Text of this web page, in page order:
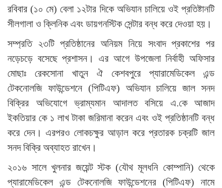
রবিবার (১০ মে) বেলা ১২টার দিকে অভিযান চালিয়ে ওই প্রতিষ্টানটি
সীলগালা ও ক্লিনিক এবং ডায়গনস্টিক সেন্টার বন্ধ করে দেওয়া হয়।
সম্প্রতি ২৩টি প্রতিষ্ঠানের অনিয়ম নিয়ে সংবাদ প্রকাশের পর
নড়েচড়ে বসেছে প্রশাসন। এর আগে উপজেলা নির্বাহী অফিসার
মোছাঃ রেকসোনা খাতুন ঐ কেশবপুরে প্যারামেডিকেল এন্ড
টেকনোলজি ফাউন্ডেশনে (পিটিএফ) অভিযান চালিয়ে জাল সনদ
বিক্রির অভিযোগে ভ্রাম্যমান আদালত বসিয়ে এ.কে আজাদ
ইকতিয়ার কে ১ লাখ টাকা জরিমানা করেন এবং ওই প্রতিষ্ঠানটি বন্ধ
করে দেন। এরপরও লোকচক্ষুর আড়াল করে প্রতারক চক্রটি জাল
সনদ বিক্রি অব্যাহত রাখেন।
২০১৬ সালে খুলনার জয়েন্ট স্টক (যৌথ মূলধনি কোম্পানি) থেকে
প্যারামেডিকেল এন্ড টেকনোলজি ফাউন্ডেশনের (পিটিএফ) নামে